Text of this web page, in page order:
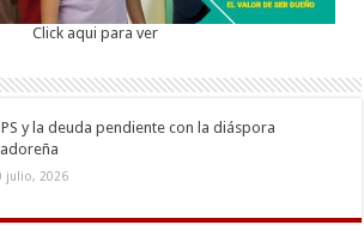
Click aqui para ver
y la deuda pendiente con la diáspora
julio, 2026